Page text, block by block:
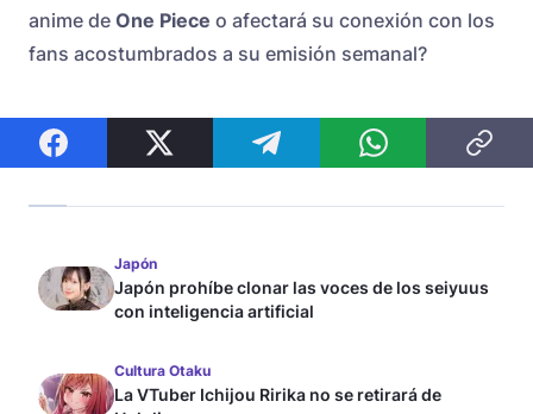
anime de One Piece o afectará su conexión con los
fans acostumbrados a su emisión semanal?
Japón
Japón prohíbe clonar las voces de los seiyuus
con inteligencia artificial
Cultura Otaku
La VTuber Ichijou Ririka no se retirará de